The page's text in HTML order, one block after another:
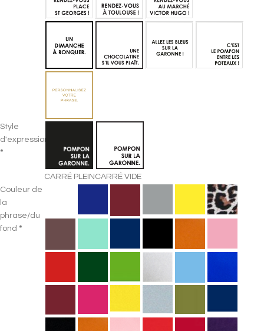
Style
d'expression
*
CARRÉ PLEINCARRÉ VIDE
Couleur de
la
phrase/du
fond *